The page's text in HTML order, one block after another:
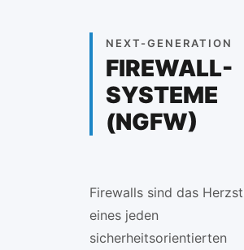
NEXT-GENERATION
FIREWALL-
SYSTEME
(NGFW)
Firewalls sind das
eines jeden
sicherheitsorientierten